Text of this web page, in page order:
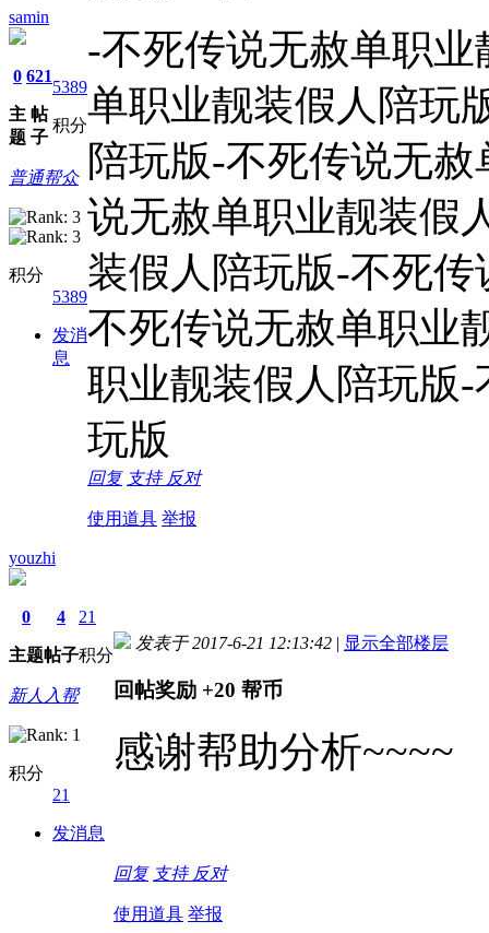
samin
0
主
题
621
帖
子
5389
积分
普通帮众
积分
5389
发消
息
-不死传说无赦单职
单职业靓装假人陪玩
陪玩版-不死传说无
说无赦单职业靓装假
装假人陪玩版-不死
不死传说无赦单职业
职业靓装假人陪玩版
玩版
回复 支持 反对
使用道具 举报
youzhi
0
主题
4
帖子
21
积分
新人入帮
积分
21
发消息
发表于 2017-6-21 12:13:42 | 显示全部楼层
回帖奖励 +20 帮币
感谢帮助分析~~~~
回复 支持 反对
使用道具 举报